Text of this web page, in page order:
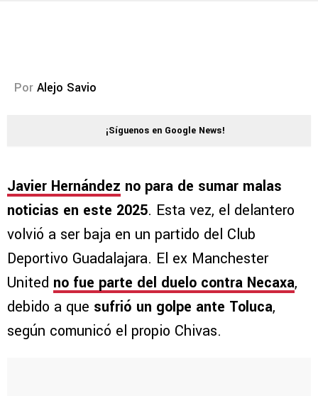
Por Alejo Savio
¡Síguenos en Google News!
Javier Hernández no para de sumar malas
noticias en este 2025. Esta vez, el delantero
volvió a ser baja en un partido del Club
Deportivo Guadalajara. El ex Manchester
United no fue parte del duelo contra Necaxa,
debido a que sufrió un golpe ante Toluca,
según comunicó el propio Chivas.